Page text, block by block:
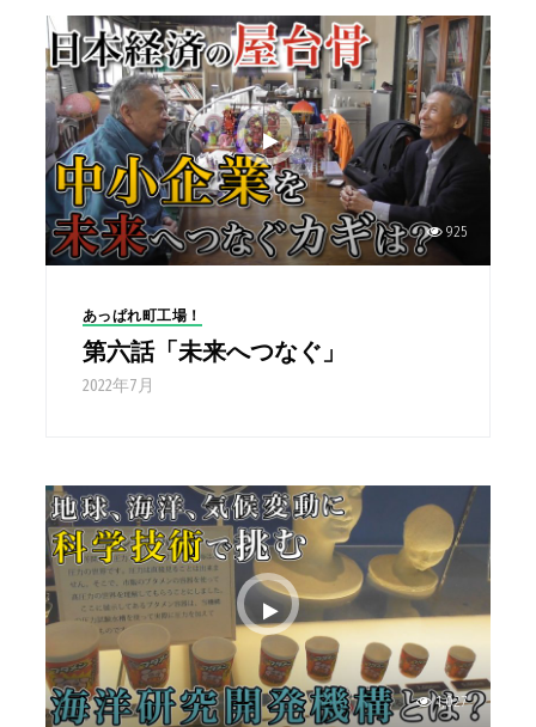
925
あっぱれ町工場！
第六話「未来へつなぐ」
2022年7月
1,027